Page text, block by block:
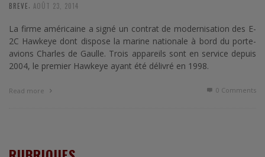
BREVE AOÛT 23, 2014
La firme américaine a signé un contrat de modernisation des E-
2C Hawkeye dont dispose la marine nationale à bord du porte-
avions Charles de Gaulle. Trois appareils sont en service depuis
2004, le premier Hawkeye ayant été délivré en 1998.
Read more 0 Comments